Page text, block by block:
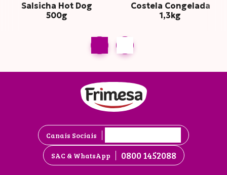
Salsicha Hot Dog
500g
Costela Congelada
1,3kg
Canais Sociais
SAC & WhatsApp 0800 1452088